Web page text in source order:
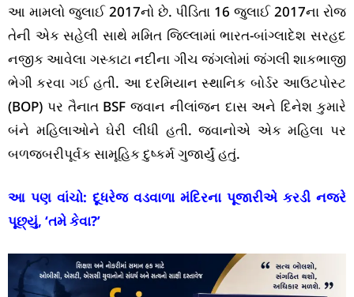
આ મામલો જુલાઈ 2017નો છે. પીડિતા 16 જુલાઈ 2017ના રોજ
તેની એક સહેલી સાથે મમિત જિલ્લામાં ભારત-બાંગ્લાદેશ સરહદ
નજીક આવેલા ગસ્કાટા નદીના ગીચ જંગલોમાં જંગલી શાકભાજી
ભેગી કરવા ગઈ હતી. આ દરમિયાન સ્થાનિક બોર્ડર આઉટપોસ્ટ
(BOP) પર તૈનાત BSF જવાન નીલાંજન દાસ અને દિનેશ કુમારે
બંને મહિલાઓને ઘેરી લીધી હતી. જવાનોએ એક મહિલા પર
બળજબરીપૂર્વક સામૂહિક દુષ્કર્મ ગુજાર્યું હતું.
આ પણ વાંચો: દૂધરેજ વડવાળા મંદિરના પૂજારીએ કરડી નજરે
પૂછ્યું, ‘તમે કેવા?’